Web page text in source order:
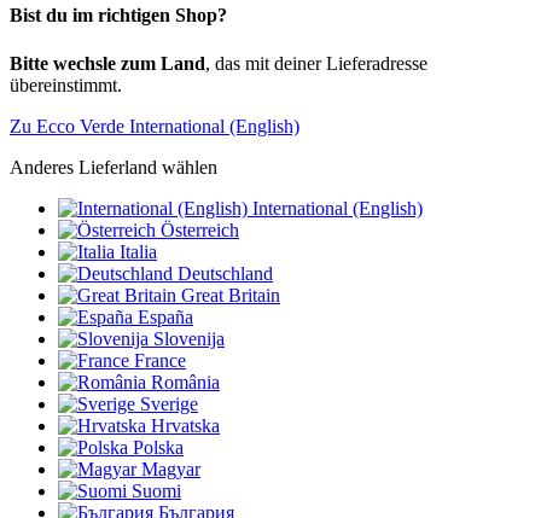
Bist du im richtigen Shop?
Bitte wechsle zum Land, das mit deiner Lieferadresse
übereinstimmt.
Zu Ecco Verde International (English)
Anderes Lieferland wählen
International (English)
Österreich
Italia
Deutschland
Great Britain
España
Slovenija
France
România
Sverige
Hrvatska
Polska
Magyar
Suomi
България